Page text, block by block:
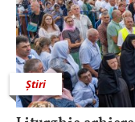
Știri